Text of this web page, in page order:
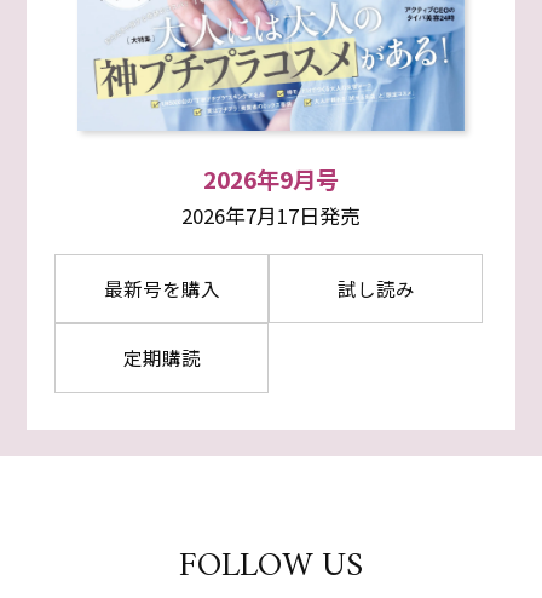
2026年9月号
2026年7月17日発売
最新号を購入 試し読み
定期購読
FOLLOW US